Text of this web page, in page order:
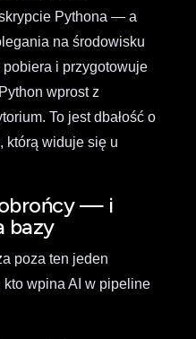
Pythona — a
na środowisku
pobiera i przygotowuje
wprost z
To jest dbałość o
którą widuje się u
— i
bazy
poza ten jeden
wpina AI w pipeline